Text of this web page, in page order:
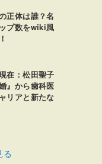
正体は誰？名
プ数をwiki風
在：松田聖子
』から歯科医
リアと新たな
る